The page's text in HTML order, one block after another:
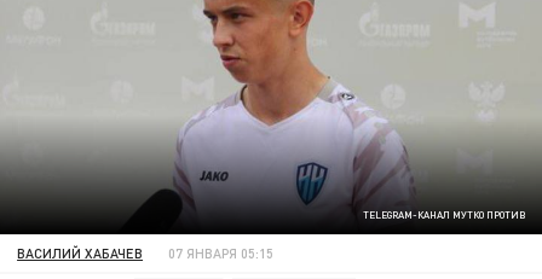
TELEGRAM-КАНАЛ МУТКО ПРОТИВ
ВАСИЛИЙ ХАБАЧЕВ 07 ЯНВАРЯ 05:15